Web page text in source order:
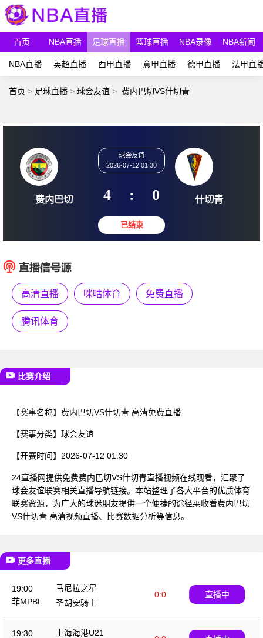
首页 NBA直播 足球直播 篮球直播 NBA录像 NBA新闻
NBA直播 英超直播 西甲直播 意甲直播 德甲直播 法甲直
首页 > 足球直播 > 球会友谊 > 费内巴切VS什切青
费内巴切
球会友谊
2026-07-12 01:30
4 : 0 什
高清直播 咪咕体育 免费直播
腾讯体育
比赛介绍
【赛事名称】 费内巴切VS什切青 高清免费直播
【赛事分类】 球会友谊
【开赛时间】 2026-07-12 01:30
24直播网提供免费费内巴切VS什切青直播视频在线观看，汇聚了
球会友谊联赛相关直播导航链接。本站整理了各大平台的优质体育
联赛资源，为广大的球迷朋友提供一个便捷的途径莱收看费内巴切
VS什切青 高清视频直播、比赛数据分析等信息。
更多直播
19:00
菲MPBL
马尼拉之星
0:0
圣胡安骑士
直播中
19:30
上海海港U21